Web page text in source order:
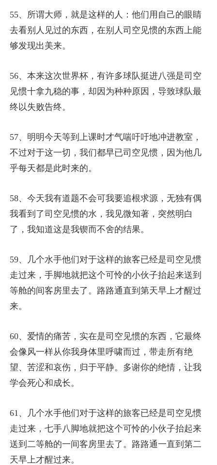
55、所谓大师，就是这样的人：他们用自己的眼睛
去看别人见过的东西，在别人司空见惯的东西上能
够发现出美来。
56、本来这次世界杯，有许多球队挺进八强是司空
见惯十拿九稳的事，却因为种种原因，导致球队最
终以失败告终。
57、明明今天等到上课时才气喘吁吁地冲进教室，
不过对于这一切，我们都早已司空见惯，因为他几
乎每天都是此时来的。
58、今天我有道题不会可我要追根求源，无独有偶
我看到了司空见惯的水，我见微知著，突然明白
了，我知道这是我锲而不舍的结果。
59、几个水手他们对于这样的旅客已经是司空见惯
走过来，手脚地就把这个可怜的小伙子抬起来送到
等舱的间客房里去了。路路通直到第天早上才醒过
来。
60、爱情的痛苦，实在是司空见惯的东西，它最终
会像风一样从你我身体里呼啸而过，带走所有绝
望、苦涩和哀伤，归于平静。多谢你的绝情，让我
学会死心和成长。
61、几个水手他们对于这样的旅客已经是司空见惯
走过来，七手八脚地就把这个可怜的小伙子抬起来
送到二等舱的一间客房里去了。路路通一直到第二
天早上才醒过来。